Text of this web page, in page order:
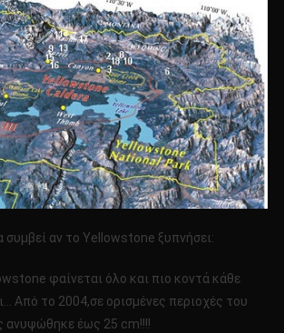
συμβεί αν το Yellowstone ξυπνήσει:
φαίνεται όλο και πιο κοντά κάθε
Από το 2004,σε ορισμένες περιοχές του
ανυψώθηκε έως 25 cm!!!!